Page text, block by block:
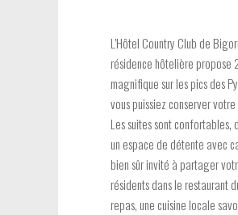
L’Hôtel Country Club de
résidence hôtelière propose
magnifique sur les pics des
vous puissiez conserver
Les suites sont
un espace de détente avec
bien sûr invité à partager
résidents dans le restaurant
repas, une cuisine locale